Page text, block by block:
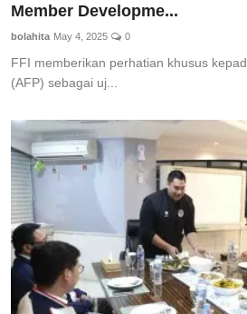
Member Developme...
bolahita May 4, 2025 0
FFI memberikan perhatian khusus
(AFP) sebagai uj...